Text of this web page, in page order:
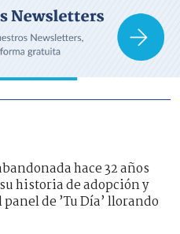
hace 32 años
historia de adopción y
panel de ’Tu Día’ llorando